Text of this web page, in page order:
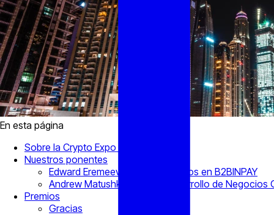
En esta página
Sobre la Crypto Expo Dubai 2023
Nuestros ponentes
Edward Eremeev, jefe de Procesos en B2BINPAY
Andrew Matushkin, jefe de Desarrollo de Negocios
Premios
Gracias